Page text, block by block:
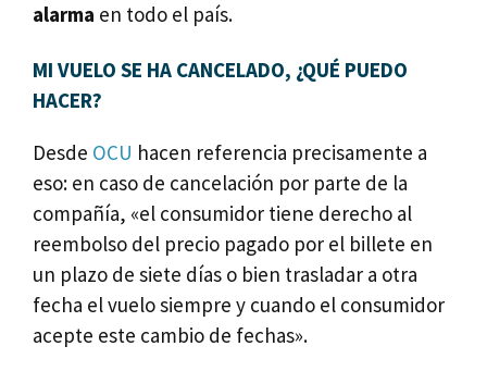
alarma en todo el país.
MI VUELO SE HA CANCELADO, ¿QUÉ PUEDO
HACER?
Desde OCU hacen referencia precisamente a
eso: en caso de cancelación por parte de la
compañía, «el consumidor tiene derecho al
reembolso del precio pagado por el billete en
un plazo de siete días o bien trasladar a otra
fecha el vuelo siempre y cuando el consumidor
acepte este cambio de fechas».